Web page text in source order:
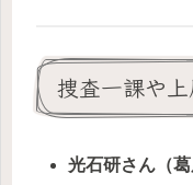
捜査一課や上
光石研さん（葛